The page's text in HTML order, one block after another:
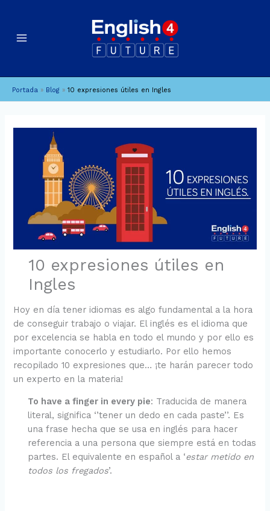
contenido
Portada » Blog » 10 expresiones útiles en Ingles
10 expresiones útiles en
Ingles
Hoy en día tener idiomas es algo fundamental a la hora
de conseguir trabajo o viajar. El inglés es el idioma que
por excelencia se habla en todo el mundo y por ello es
importante conocerlo y estudiarlo. Por ello hemos
recopilado 10 expresiones que… ¡te harán parecer todo
un experto en la materia!
To have a finger in every pie: Traducida de manera
literal, significa ‘’tener un dedo en cada paste’’. Es
una frase hecha que se usa en inglés para hacer
referencia a una persona que siempre está en todas
partes. El equivalente en español a ‘estar metido en
todos los fregados’.
a
i